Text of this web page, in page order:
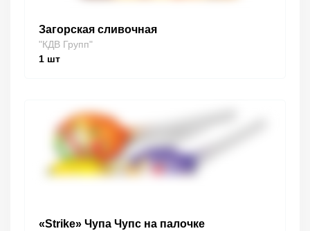
Загорская сливочная
"КДВ Групп"
1 шт
«Strike» Чупа Чупс на палочке